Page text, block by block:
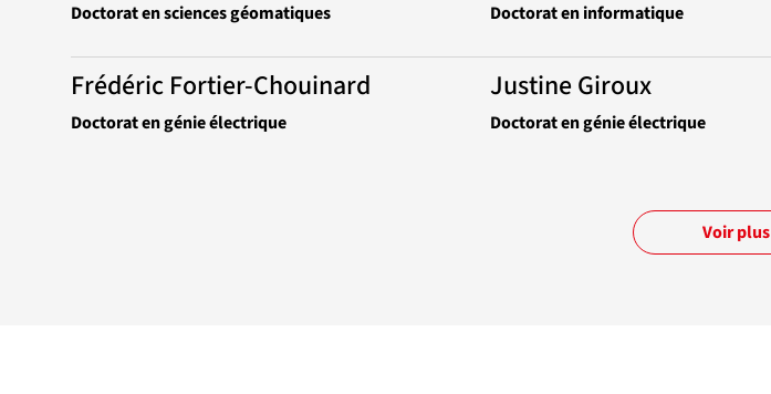
Doctorat en sciences géomatiques Doctorat en informatique
Frédéric Fortier-Chouinard
Doctorat en génie électrique
Justine Giroux
Doctorat en génie électrique
Voir plus